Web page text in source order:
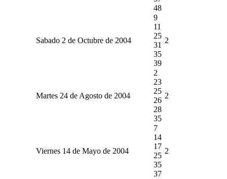
48
Sabado 2 de Octubre de 2004
9
11
25
31
35
39
2
Martes 24 de Agosto de 2004
2
23
25
26
28
35
2
Viernes 14 de Mayo de 2004
7
14
17
25
35
37
2